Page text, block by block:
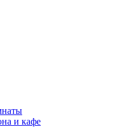
и кафе